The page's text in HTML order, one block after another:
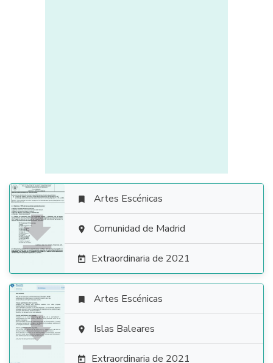

 Artes Escénicas
 Comunidad de Madrid
 Extraordinaria de 2021

 Artes Escénicas
 Islas Baleares
 Extraordinaria de 2021